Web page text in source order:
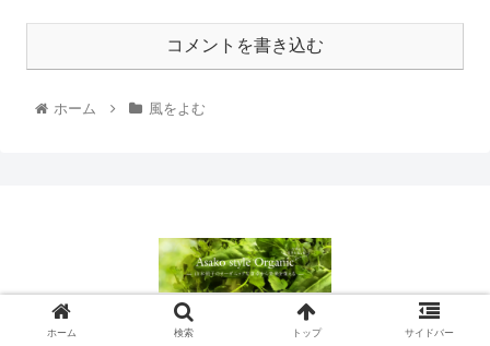
コメントを書き込む
ホーム 風をよむ
© 2021 Asako style Organic.
ホーム 検索 トップ サイドバー